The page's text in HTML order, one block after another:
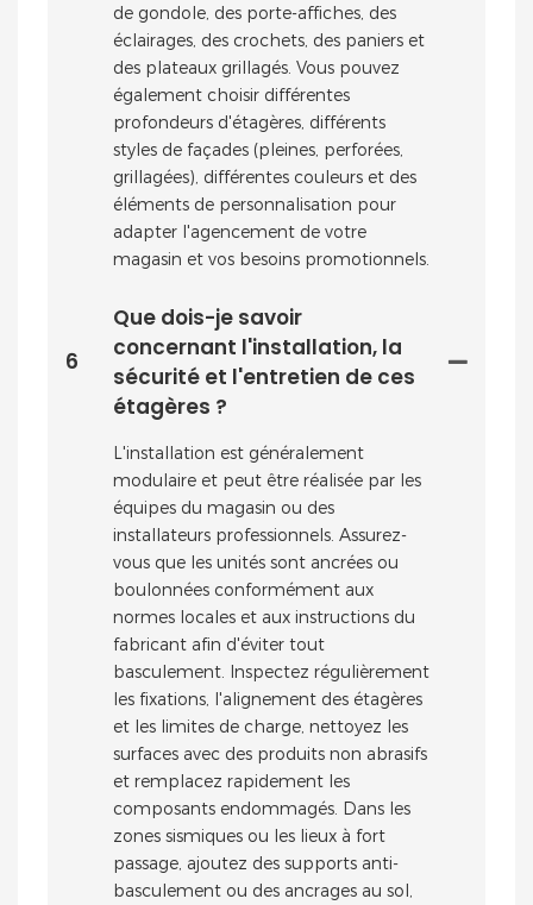
de gondole, des porte-affiches, des
éclairages, des crochets, des paniers et
des plateaux grillagés. Vous pouvez
également choisir différentes
profondeurs d'étagères, différents
styles de façades (pleines, perforées,
grillagées), différentes couleurs et des
éléments de personnalisation pour
adapter l'agencement de votre
magasin et vos besoins promotionnels.
6
Que dois-je savoir
concernant l'installation, la
sécurité et l'entretien de ces
étagères ?
L'installation est généralement
modulaire et peut être réalisée par les
équipes du magasin ou des
installateurs professionnels. Assurez-
vous que les unités sont ancrées ou
boulonnées conformément aux
normes locales et aux instructions du
fabricant afin d'éviter tout
basculement. Inspectez régulièrement
les fixations, l'alignement des étagères
et les limites de charge, nettoyez les
surfaces avec des produits non abrasifs
et remplacez rapidement les
composants endommagés. Dans les
zones sismiques ou les lieux à fort
passage, ajoutez des supports anti-
basculement ou des ancrages au sol,